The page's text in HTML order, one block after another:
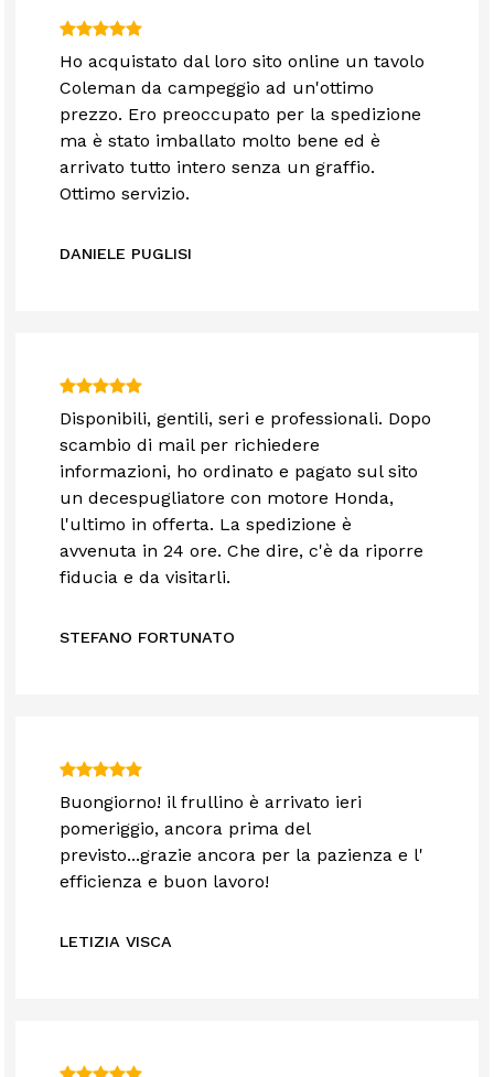
Ho acquistato dal loro sito online un tavolo
Coleman da campeggio ad un'ottimo
prezzo. Ero preoccupato per la spedizione
ma è stato imballato molto bene ed è
arrivato tutto intero senza un graffio.
Ottimo servizio.
DANIELE PUGLISI
Disponibili, gentili, seri e professionali. Dopo
scambio di mail per richiedere
informazioni, ho ordinato e pagato sul sito
un decespugliatore con motore Honda,
l'ultimo in offerta. La spedizione è
avvenuta in 24 ore. Che dire, c'è da riporre
fiducia e da visitarli.
STEFANO FORTUNATO
Buongiorno! il frullino è arrivato ieri
pomeriggio, ancora prima del
previsto...grazie ancora per la pazienza e l'
efficienza e buon lavoro!
LETIZIA VISCA